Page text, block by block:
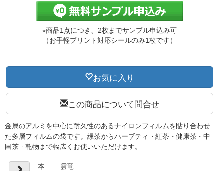
※商品1点につき、2枚までサンプル申込み可
（お手軽プリント対応シールのみ1枚です）
お気に入り
この商品について問合せ
金属のアルミを中心に耐久性のあるナイロンフィルムを貼り合わせ
た多層フィルムの袋です。緑茶からハーブティ・紅茶・健康茶・中
国茶・乾物まで幅広くお使いいただけます。
本
雲竜